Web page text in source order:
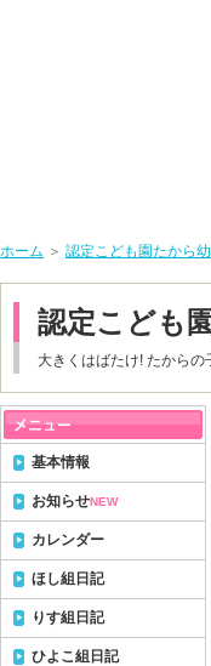
ホーム ＞ 認定こども園たから
認定こども
大きくはばたけ! たからの
基本情報
お知らせNEW
カレンダー
ほし組日記
りす組日記
ひよこ組日記